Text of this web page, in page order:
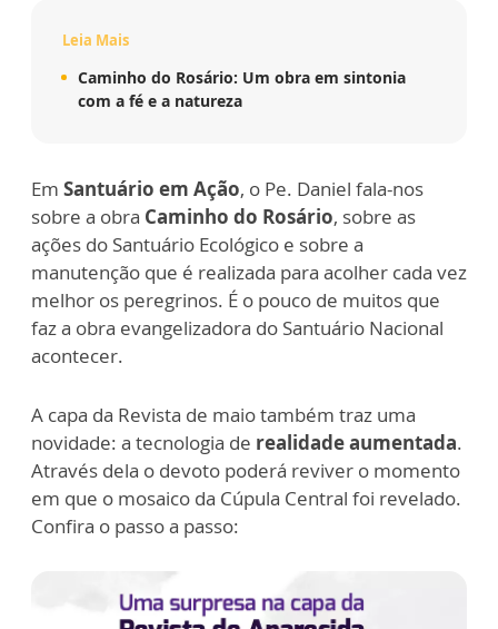
Leia Mais
Caminho do Rosário: Um obra em sintonia
com a fé e a natureza
Em Santuário em Ação, o Pe. Daniel fala-nos
sobre a obra Caminho do Rosário, sobre as
ações do Santuário Ecológico e sobre a
manutenção que é realizada para acolher cada vez
melhor os peregrinos. É o pouco de muitos que
faz a obra evangelizadora do Santuário Nacional
acontecer.
A capa da Revista de maio também traz uma
novidade: a tecnologia de realidade aumentada.
Através dela o devoto poderá reviver o momento
em que o mosaico da Cúpula Central foi revelado.
Confira o passo a passo: